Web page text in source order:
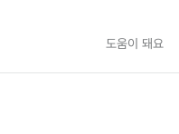
도움이 돼요